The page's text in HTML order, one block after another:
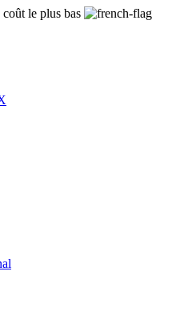
le plus bas